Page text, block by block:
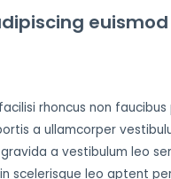
euismod
rhoncus non
a ullamcorper
a vestibulum leo
scelerisque leo aptent